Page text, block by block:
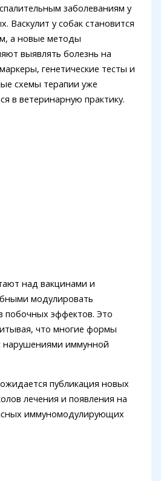
заболеваниям у
у собак становится
а новые методы
выявлять болезнь на
генетические тесты и
схемы терапии уже
в ветеринарную практику.
над вакцинами и
модулировать
побочных эффектов. Это
что многие формы
нарушениями иммунной
публикация новых
лечения и появления на
иммуномодулирующих